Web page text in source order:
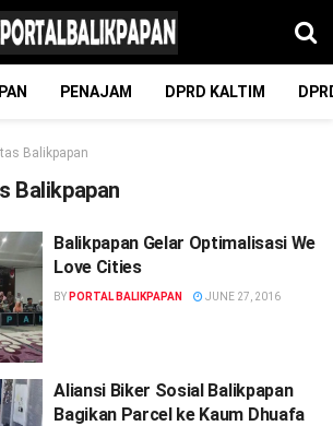
PENAJAM DPRD KALTIM
Balikpapan
Balikpapan
Balikpapan Gelar Optimalisasi We
Love Cities
BY PORTAL BALIKPAPAN JUNE 27, 2016
Aliansi Biker Sosial Balikpapan
Bagikan Parcel ke Kaum Dhuafa